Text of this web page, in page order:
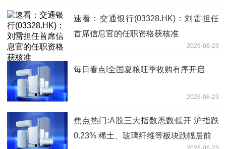
速看：交通银行(03328.HK)：刘雷担任
首席信息官的任职资格获核准
2026-06-23
每日看点!全国夏粮旺季收购有序开启
2026-06-23
焦点热门:A股三大指数悉数低开 沪指跌
0.23% 稀土、玻璃纤维等板块跌幅居前